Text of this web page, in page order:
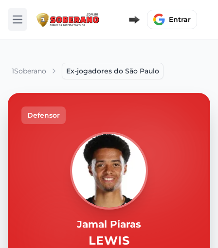
Abrir menu Entrar
1Soberano Ex-jogadores do São Paulo
Defensor
Jamal Piaras
LEWIS